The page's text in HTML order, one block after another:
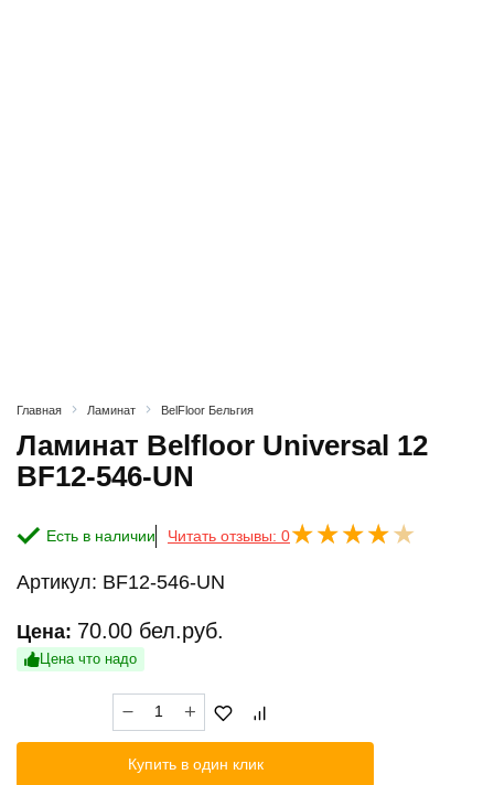
Главная Ламинат BelFloor Бельгия
Ламинат Belfloor Universal 12
BF12-546-UN
Есть в наличии Читать отзывы: 0
Артикул: BF12-546-UN
Цена: 70.00 бел.руб.
Цена что надо
Количество
товара
Belfloor
Купить в один клик